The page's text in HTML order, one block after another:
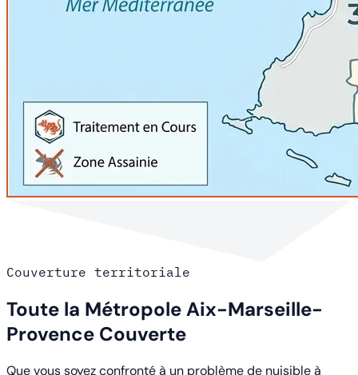
Couverture territoriale
Toute la Métropole Aix-Marseille-
Provence Couverte
Que vous soyez confronté à un problème de nuisible à